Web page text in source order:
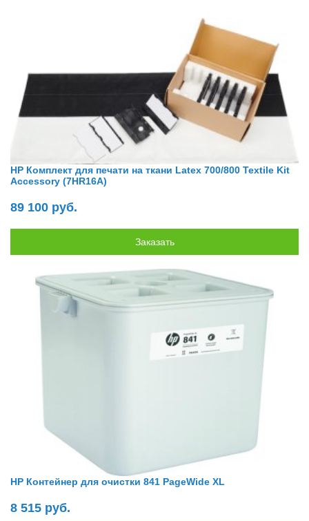
HP Комплект для печати на ткани Latex 700/800 Textile Kit
Accessory (7HR16A)
89 100 руб.
HP Контейнер для очистки 841 PageWide XL
8 515 руб.